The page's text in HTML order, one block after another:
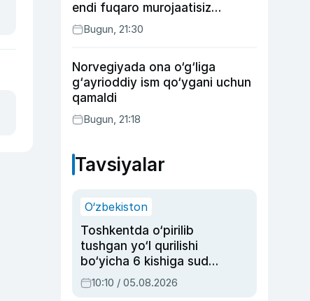
endi fuqaro murojaatisiz
tayinlanishi mumkin
Bugun, 21:30
Norvegiyada ona o‘g‘liga
g‘ayrioddiy ism qo‘ygani uchun
qamaldi
Bugun, 21:18
Tavsiyalar
O‘zbekiston
Toshkentda o‘pirilib
tushgan yo‘l qurilishi
bo‘yicha 6 kishiga sud
hukmi o‘qildi
10:10 / 05.08.2026